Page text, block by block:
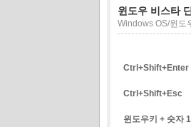
윈도우 비스타
Windows OS/윈도
Ctrl+Shift+Enter
Ctrl+Shift+Esc
윈도우키 + 숫자